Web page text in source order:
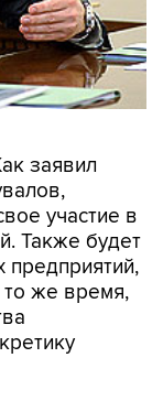
заявил
участие в
Также будет
предприятий,
же время,